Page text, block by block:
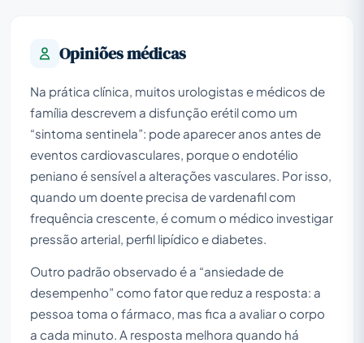
Opiniões médicas
Na prática clínica, muitos urologistas e médicos de
família descrevem a disfunção erétil como um
“sintoma sentinela”: pode aparecer anos antes de
eventos cardiovasculares, porque o endotélio
peniano é sensível a alterações vasculares. Por isso,
quando um doente precisa de vardenafil com
frequência crescente, é comum o médico investigar
pressão arterial, perfil lipídico e diabetes.
Outro padrão observado é a “ansiedade de
desempenho” como fator que reduz a resposta: a
pessoa toma o fármaco, mas fica a avaliar o corpo
a cada minuto. A resposta melhora quando há